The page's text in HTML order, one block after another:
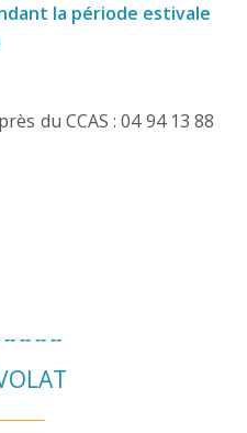
la période estivale
du CCAS : 04 94 13 88
-- -- --